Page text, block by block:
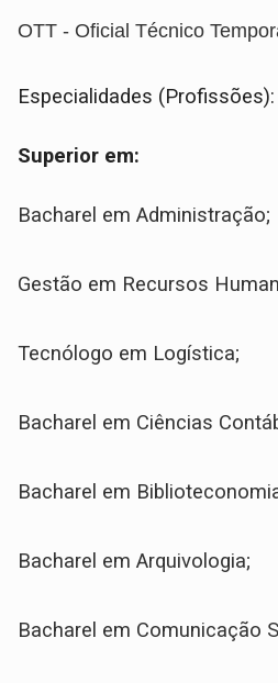
OTT - Oficial Técnico
Especialidades (Profissões):
Superior em:
Bacharel em Administração;
Gestão em Recursos
Tecnólogo em Logística;
Bacharel em Ciências
Bacharel em
Bacharel em Arquivologia;
Bacharel em Comunicação